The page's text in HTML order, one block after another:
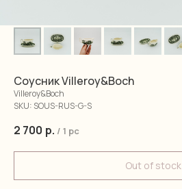
Соусник Villeroy&Boch
Villeroy&Boch
SKU: SOUS-RUS-G-S
2 700 р. / 1 pc
Out of stock